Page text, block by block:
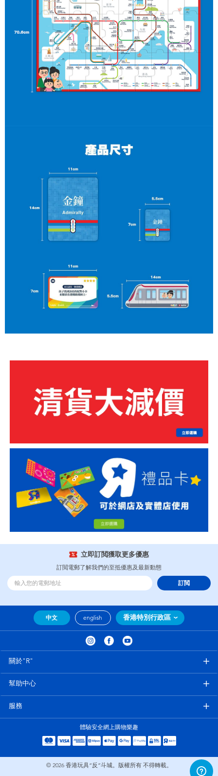
立即訂閲獲取更多優惠
訂閲電郵了解我們的至抵優惠及最新動態
訂閲
中文 english 香港特別行政區
關於"R"
幫助中心
服務
體驗安全網上購物樂趣
© 2026 香港玩具“反”斗城。版權所有 不得轉載。